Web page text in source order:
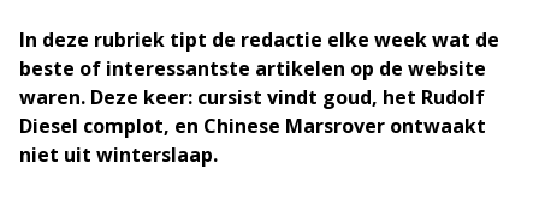
In deze rubriek tipt de redactie elke week wat de
beste of interessantste artikelen op de website
waren. Deze keer: cursist vindt goud, het Rudolf
Diesel complot, en Chinese Marsrover ontwaakt
niet uit winterslaap.